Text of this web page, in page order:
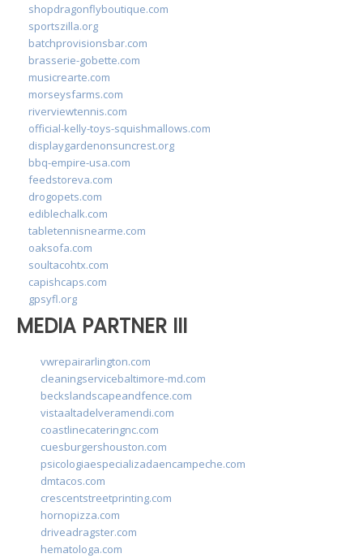
shopdragonflyboutique.com
sportszilla.org
batchprovisionsbar.com
brasserie-gobette.com
musicrearte.com
morseysfarms.com
riverviewtennis.com
official-kelly-toys-squishmallows.com
displaygardenonsuncrest.org
bbq-empire-usa.com
feedstoreva.com
drogopets.com
ediblechalk.com
tabletennisnearme.com
oaksofa.com
soultacohtx.com
capishcaps.com
gpsyfl.org
MEDIA PARTNER III
vwrepairarlington.com
cleaningservicebaltimore-md.com
beckslandscapeandfence.com
vistaaltadelveramendi.com
coastlinecateringnc.com
cuesburgershouston.com
psicologiaespecializadaencampeche.com
dmtacos.com
crescentstreetprinting.com
hornopizza.com
driveadragster.com
hematologa.com